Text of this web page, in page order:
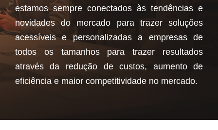
estamos sempre conectados às tendências e
novidades do mercado para trazer soluções
acessíveis e personalizadas a empresas de
todos os tamanhos para trazer resultados
através da redução de custos, aumento de
eficiência e maior competitividade no mercado.